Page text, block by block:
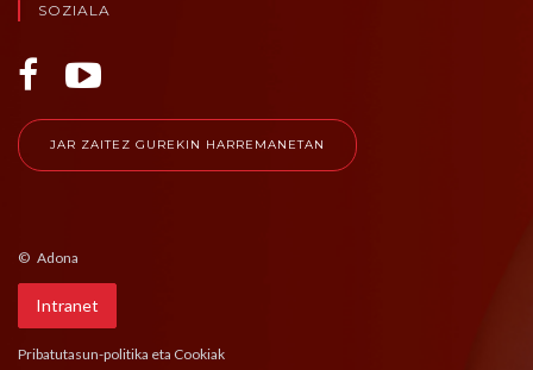
SOZIALA
JAR ZAITEZ GUREKIN HARREMANETAN
© Adona
Intranet
Pribatutasun-politika eta Cookiak